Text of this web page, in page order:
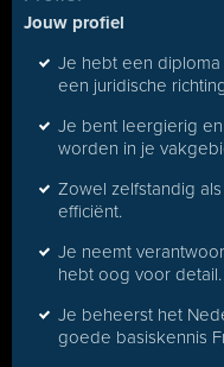
Jouw profiel
Je hebt een
een juridische
Je bent leergierig
worden in je
Zowel zelfstandig
efficiënt.
Je neemt
hebt oog voor detail.
Je beheerst het
goede basiskennis